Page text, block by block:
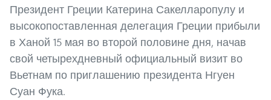
Президент Греции Катерина Сакелларопулу и
высокопоставленная делегация Греции прибыли
в Ханой 15 мая во второй половине дня, начав
свой четырехдневный официальный визит во
Вьетнам по приглашению президента Нгуен
Суан Фука.